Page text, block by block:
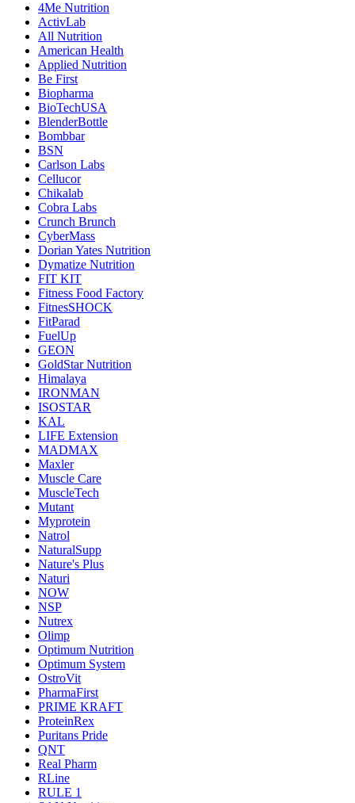
4Me Nutrition
ActivLab
All Nutrition
American Health
Applied Nutrition
Be First
Biopharma
BioTechUSA
BlenderBottle
Bombbar
BSN
Carlson Labs
Cellucor
Chikalab
Cobra Labs
Crunch Brunch
CyberMass
Dorian Yates Nutrition
Dymatize Nutrition
FIT KIT
Fitness Food Factory
FitnesSHOCK
FitParad
FuelUp
GEON
GoldStar Nutrition
Himalaya
IRONMAN
ISOSTAR
KAL
LIFE Extension
MADMAX
Maxler
Muscle Care
MuscleTech
Mutant
Myprotein
Natrol
NaturalSupp
Nature's Plus
Naturi
NOW
NSP
Nutrex
Olimp
Optimum Nutrition
Optimum System
OstroVit
PharmaFirst
PRIME KRAFT
ProteinRex
Puritans Pride
QNT
Real Pharm
RLine
RULE 1